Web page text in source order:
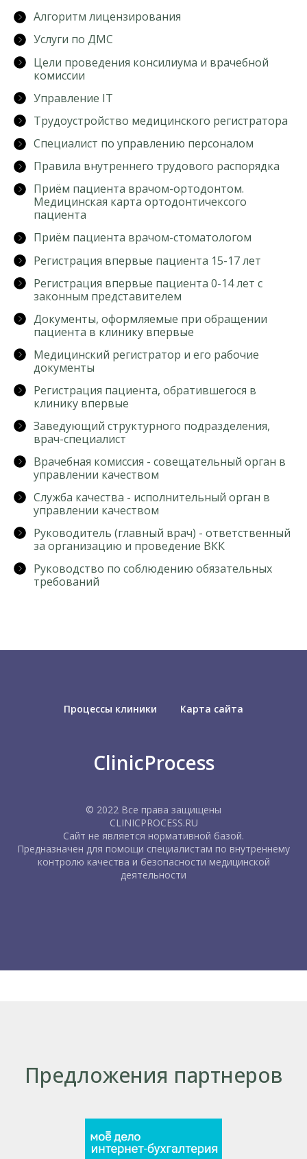
Алгоритм лицензирования
Услуги по ДМС
Цели проведения консилиума и врачебной
комиссии
Управление IT
Трудоустройство медицинского регистратора
Специалист по управлению персоналом
Правила внутреннего трудового распорядка
Приём пациента врачом-ортодонтом.
Медицинская карта ортодонтичексого
пациента
Приём пациента врачом-стоматологом
Регистрация впервые пациента 15-17 лет
Регистрация впервые пациента 0-14 лет с
законным представителем
Документы, оформляемые при обращении
пациента в клинику впервые
Медицинский регистратор и его рабочие
документы
Регистрация пациента, обратившегося в
клинику впервые
Заведующий структурного подразделения,
врач-специалист
Врачебная комиссия - совещательный орган в
управлении качеством
Служба качества - исполнительный орган в
управлении качеством
Руководитель (главный врач) - ответственный
за организацию и проведение ВКК
Руководство по соблюдению обязательных
требований
Процессы клиники Карта сайта
ClinicProcess
© 2022 Все права защищены
CLINICPROCESS.RU
Сайт не является нормативной базой.
Предназначен для помощи специалистам по внутреннему
контролю качества и безопасности медицинской
деятельности
Предложения партнеров